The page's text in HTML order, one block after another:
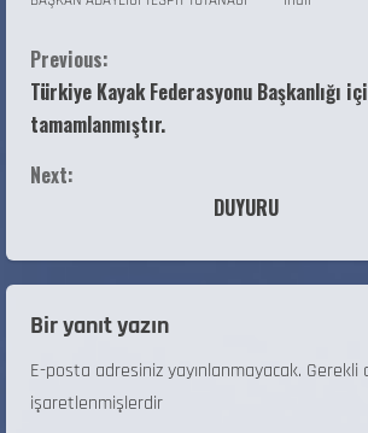
Previous:
Türkiye Kayak Federasyonu Başkanlığı
tamamlanmıştır.
Next:
DUYURU
Bir yanıt yazın
E-posta adresiniz yayınlanmayacak. Gerekli
işaretlenmişlerdir